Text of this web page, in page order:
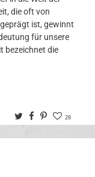
die oft von
ist, gewinnt
für unsere
bezeichnet die
TwitterFacebook
Pinterest
28